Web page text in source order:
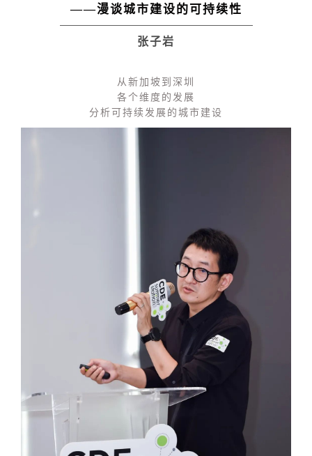
——漫谈城市建设的可持续性
张子岩
从新加坡到深圳
各个维度的发展
分析可持续发展的城市建设